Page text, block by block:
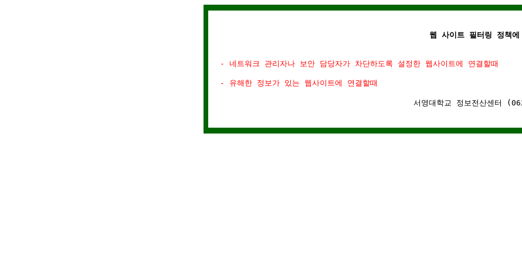
웹 사이트 필터링 정책에
- 네트워크 관리자나 보안 담당자가 차단하도록 설정한 웹사이트에 연결할때
- 유해한 정보가 있는 웹사이트에 연결할때
서영대학교 정보전산센터